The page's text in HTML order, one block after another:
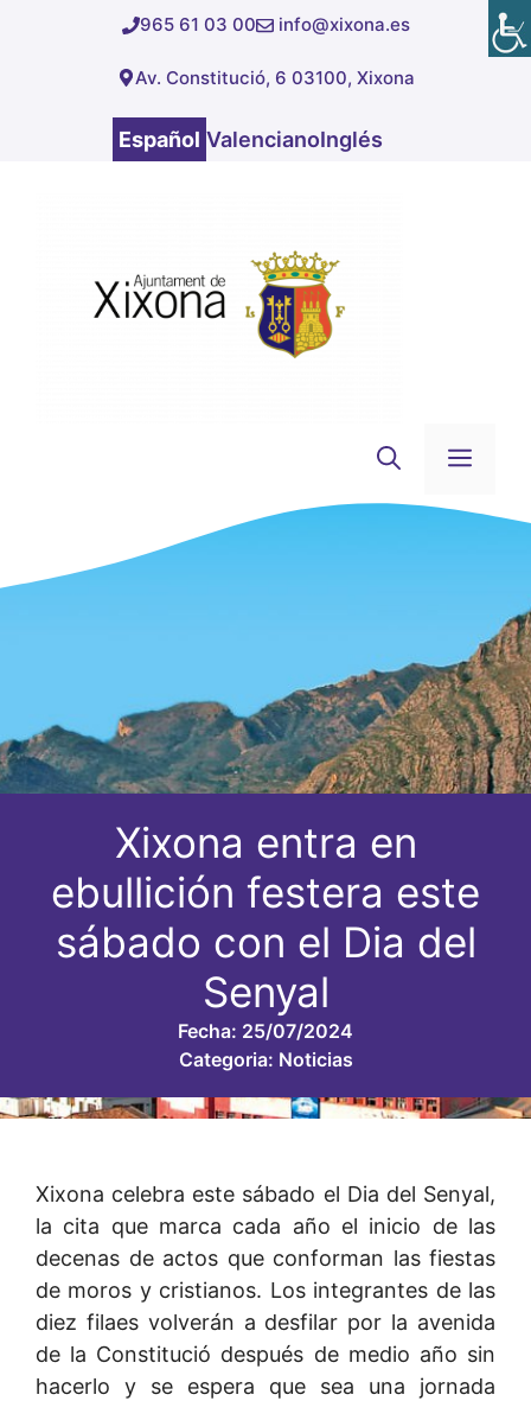
965 61 03 00 info@xixona.es
Av. Constitució, 6 03100, Xixona
Español ValencianoInglés
Xixona entra en
ebullición festera este
sábado con el Dia del
Senyal
Fecha: 25/07/2024
Categoria: Noticias
Xixona celebra este sábado el Dia del Senyal,
la cita que marca cada año el inicio de las
decenas de actos que conforman las fiestas
de moros y cristianos. Los integrantes de las
diez filaes volverán a desfilar por la avenida
de la Constitució después de medio año sin
hacerlo y se espera que sea una jornada